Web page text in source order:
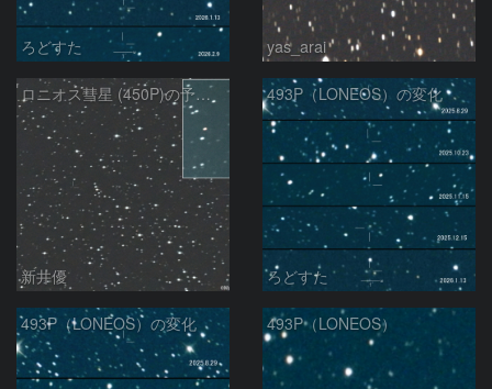
ろどすた yas_arai
ロニオス彗星 (450P)の予報位置：2026/01/23
新井優
493P（LONEOS）の変化
ろどすた
493P（LONEOS）の変化 493P（LONEOS）